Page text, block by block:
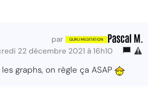
par Pascal M.
22 décembre 2021 à 16h10
graphs, on règle ça ASAP